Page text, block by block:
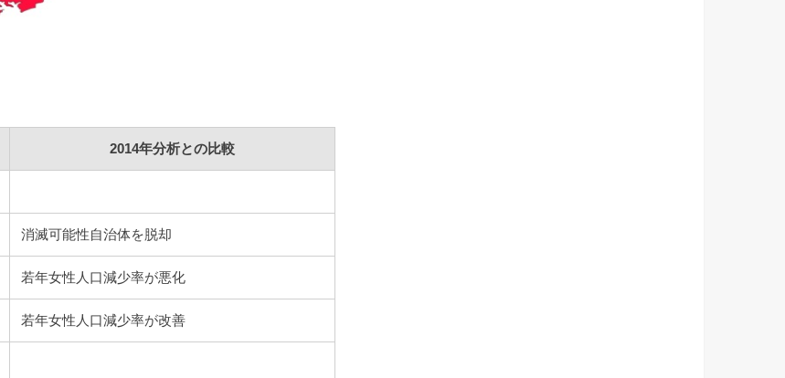
2014年分析との比較
消滅可能性自治体を脱却
若年女性人口減少率が悪化
若年女性人口減少率が改善